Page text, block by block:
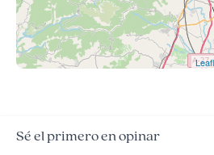
Sé el primero en opinar